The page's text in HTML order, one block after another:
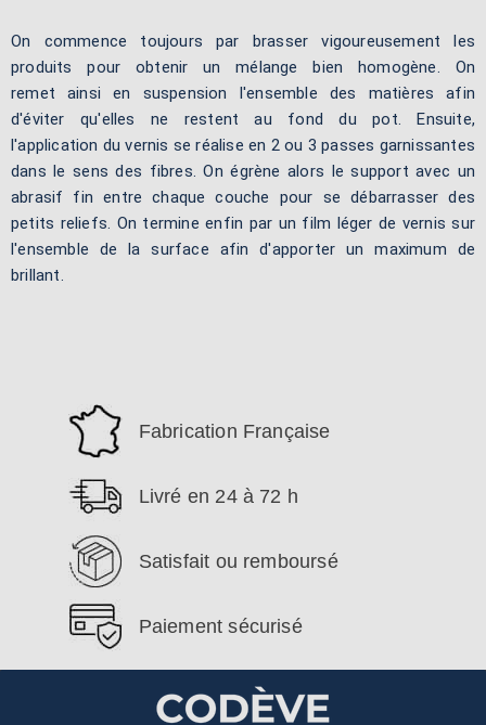
On commence toujours par brasser vigoureusement les
produits pour obtenir un mélange bien homogène. On
remet ainsi en suspension l'ensemble des matières afin
d'éviter qu'elles ne restent au fond du pot. Ensuite,
l'application du vernis se réalise en 2 ou 3 passes garnissantes
dans le sens des fibres. On égrène alors le support avec un
abrasif fin entre chaque couche pour se débarrasser des
petits reliefs. On termine enfin par un film léger de vernis sur
l'ensemble de la surface afin d'apporter un maximum de
brillant.
Fabrication Française
Livré en 24 à 72 h
Satisfait ou remboursé
Paiement sécurisé